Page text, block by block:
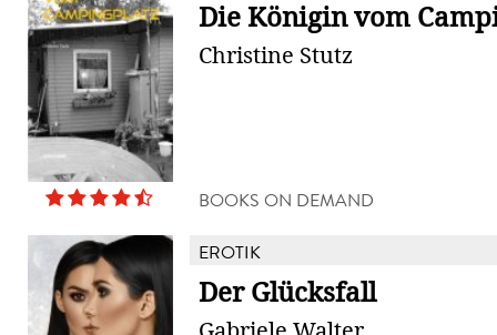
Die Königin vom
Christine Stutz
BOOKS ON DEMAND
EROTIK
Der Glücksfall